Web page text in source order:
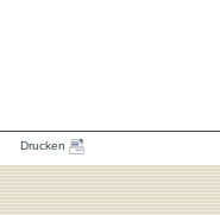
Drucken